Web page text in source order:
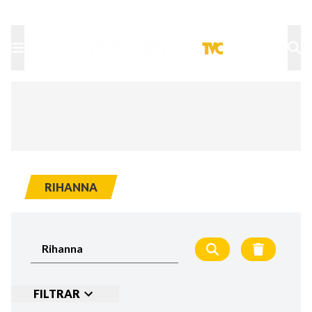
RIHANNA
FILTRAR